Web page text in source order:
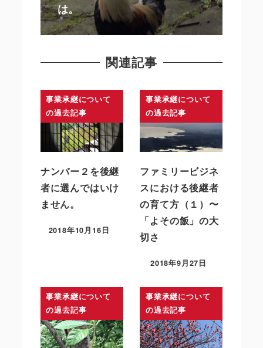
は。
関連記事
事業承継について
の過去記事
ナンバー２を後継
者に選んではいけ
ません。
2018年10月16日
事業承継について
の過去記事
ファミリービジネ
スにおける後継者
の育て方（１）〜
「よその飯」の大
切さ
2018年9月27日
事業承継について
の過去記事
事業承継について
の過去記事